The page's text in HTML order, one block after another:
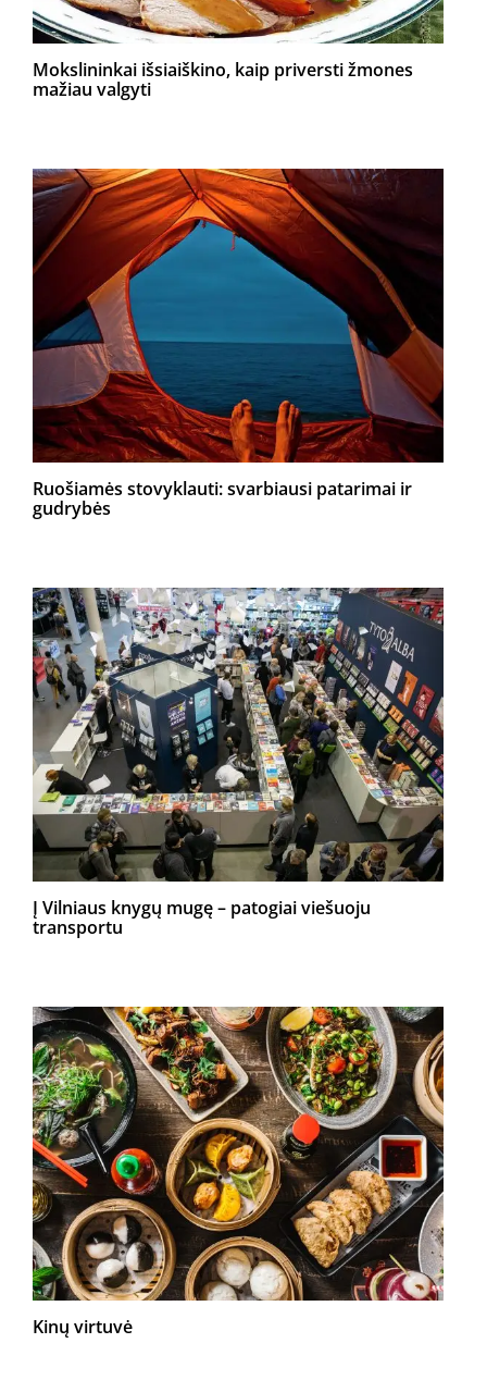
Mokslininkai išsiaiškino, kaip priversti žmones
mažiau valgyti
Ruošiamės stovyklauti: svarbiausi patarimai ir
gudrybės
Į Vilniaus knygų mugę – patogiai viešuoju
transportu
Kinų virtuvė